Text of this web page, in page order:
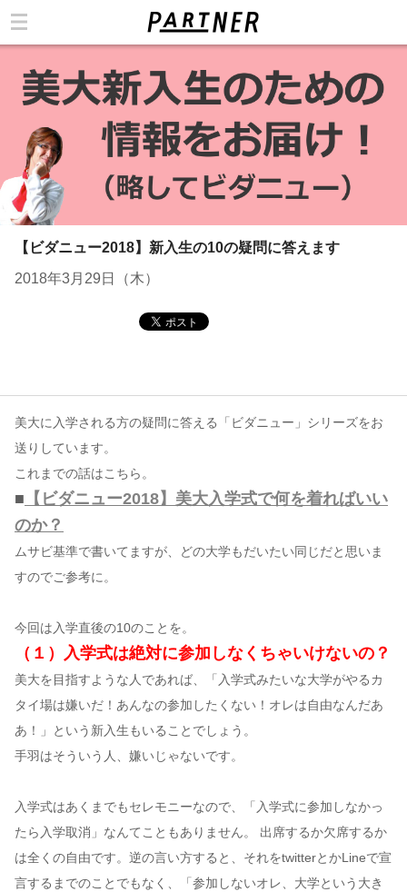
【ビダニュー2018】新入生の10の疑問に答えます
2018年3月29日（木）
美大に入学される方の疑問に答える「ビダニュー」シリーズをお
送りしています。
これまでの話はこちら。
■ 【ビダニュー2018】美大入学式で何を着ればいい
のか？
ムサビ基準で書いてますが、どの大学もだいたい同じだと思いま
すのでご参考に。
今回は入学直後の10のことを。
（１）入学式は絶対に参加しなくちゃいけないの？
美大を目指すような人であれば、「入学式みたいな大学がやるカ
タイ場は嫌いだ！あんなの参加したくない！オレは自由なんだあ
あ！」という新入生もいることでしょう。
手羽はそういう人、嫌いじゃないです。
入学式はあくまでもセレモニーなので、「入学式に参加しなかっ
たら入学取消」なんてこともありません。 出席するか欠席するか
は全くの自由です。逆の言い方すると、それをtwitterとかLineで宣
言するまでのことでもなく、「参加しないオレ、大学という大き
コンテンツ
このサイトについて